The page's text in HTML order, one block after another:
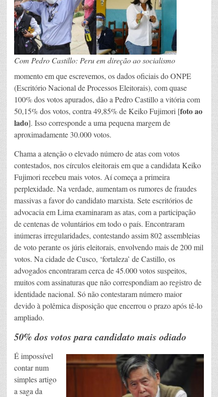
Com Pedro Castillo: Peru em direção ao socialismo
momento em que escrevemos, os dados oficiais do ONPE
(Escritório Nacional de Processos Eleitorais), com quase
100% dos votos apurados, dão a Pedro Castillo a vitória com
50,15% dos votos, contra 49,85% de Keiko Fujimori [foto ao
lado]. Isso corresponde a uma pequena margem de
aproximadamente 30.000 votos.
Chama a atenção o elevado número de atas com votos
contestados, nos círculos eleitorais em que a candidata Keiko
Fujimori recebeu mais votos. Aí começa a primeira
perplexidade. Na verdade, aumentam os rumores de fraudes
massivas a favor do candidato marxista. Sete escritórios de
advocacia em Lima examinaram as atas, com a participação
de centenas de voluntários em todo o país. Encontraram
inúmeras irregularidades, contestando assim 802 assembleias
de voto perante os júris eleitorais, envolvendo mais de 200 mil
votos. Na cidade de Cusco, ‘fortaleza’ de Castillo, os
advogados encontraram cerca de 45.000 votos suspeitos,
muitos com assinaturas que não correspondiam ao registro de
identidade nacional. Só não contestaram número maior
devido à polêmica disposição que encerrou o prazo após tê-lo
ampliado.
50% dos votos para candidato mais odiado
É impossível
contar num
simples artigo
a saga da